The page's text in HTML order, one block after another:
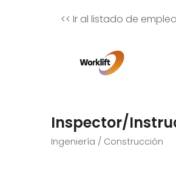
<< Ir al listado de
Inspector/
Ingeniería / Construcción